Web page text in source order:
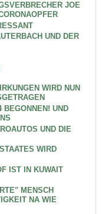
JOE
UND DER
WIRD NUN
BEGONNEN! UND
UND DIE
WIRD
IST IN KUWAIT
MENSCH
NA WIE